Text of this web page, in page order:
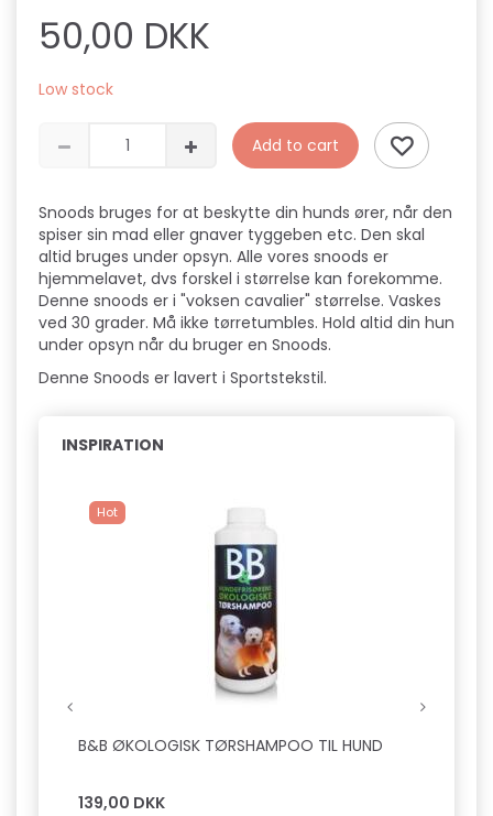
50,00 DKK
Low stock
Add to cart
Snoods bruges for at beskytte din hunds ører, når den
spiser sin mad eller gnaver tyggeben etc. Den skal
altid bruges under opsyn. Alle vores snoods er
hjemmelavet, dvs forskel i størrelse kan forekomme.
Denne snoods er i "voksen cavalier" størrelse. Vaskes
ved 30 grader. Må ikke tørretumbles. Hold altid din hun
under opsyn når du bruger en Snoods.
Denne Snoods er lavert i Sportstekstil.
INSPIRATION
Hot
B&B ØKOLOGISK TØRSHAMPOO TIL HUND
139,00 DKK